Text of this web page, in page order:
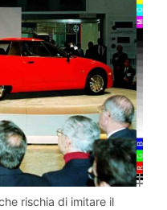
rischia di imitare il